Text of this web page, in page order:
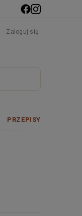
Zaloguj się
PRZEPISY